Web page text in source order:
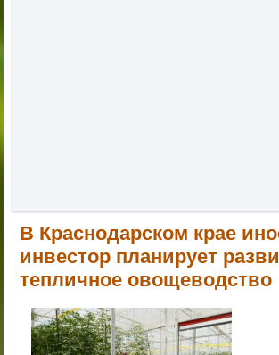
В Краснодарском крае
инвестор планирует
тепличное овощеводство